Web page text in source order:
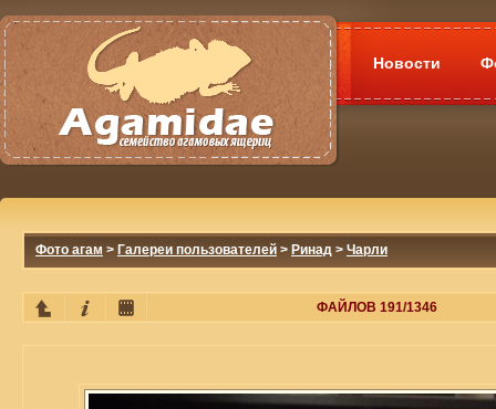
Новости
Фото агам > Галереи пользователей > Ринад > Чарли
ФАЙЛОВ 191/1346